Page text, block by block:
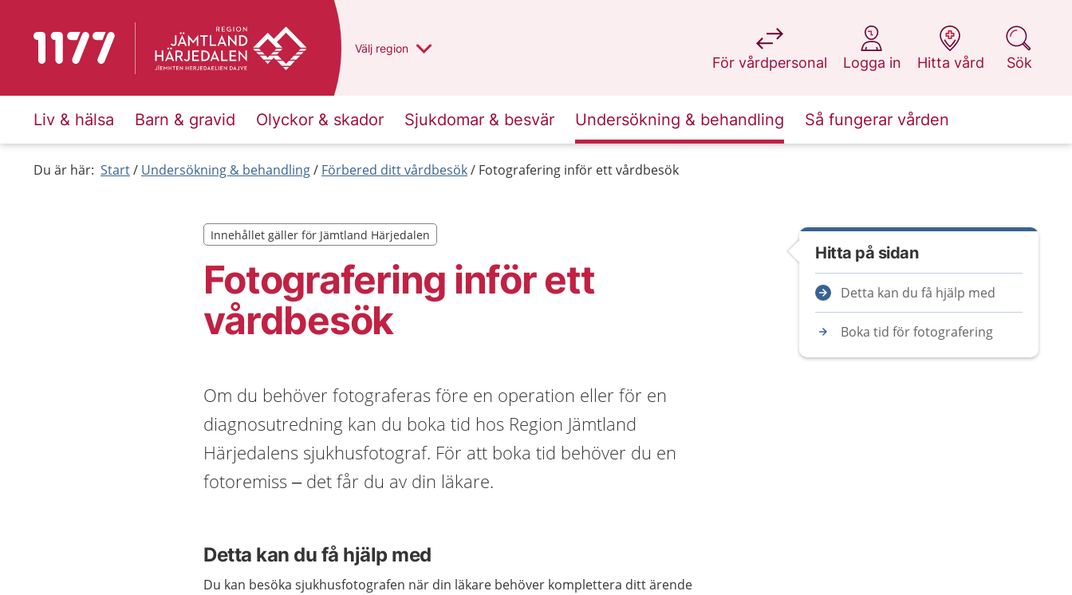
Till startsidan för 1177 Du har valt region
Välj en annan
region
För vårdpersonal
på 1177.se
Logga in
på 1177.se
Hitta vård
på 1177.se
Sök
på 1177.se
Liv & hälsa Barn & gravid Olyckor & skador Sjukdomar & besvär Undersökning & behandling Så fungerar vården
Du är här: Start Undersökning & behandling Förbered ditt vårdbesök Fotografering inför ett vårdbesök
Fotografering inför ett
vårdbesök
Innehållet gäller för Jämtland Härjedalen
Innehållet gäller för Jämtland Härjedalen
Om du behöver fotograferas före en operation eller för en
diagnosutredning kan du boka tid hos Region Jämtland
Härjedalens sjukhusfotograf. För att boka tid behöver du en
fotoremiss – det får du av din läkare.
Detta kan du få hjälp med
Du kan besöka sjukhusfotografen när din läkare behöver komplettera ditt ärende
Hitta på sidan
Detta kan du få hjälp med
Boka tid för fotografering